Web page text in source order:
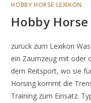
HOBBY HORSE LEXIKON
Hobby
zurück zum Lexikon
ein Zaumzeug mit oder
dem Reitsport, wo sie
Horsing kommt die
Training zum Einsatz.